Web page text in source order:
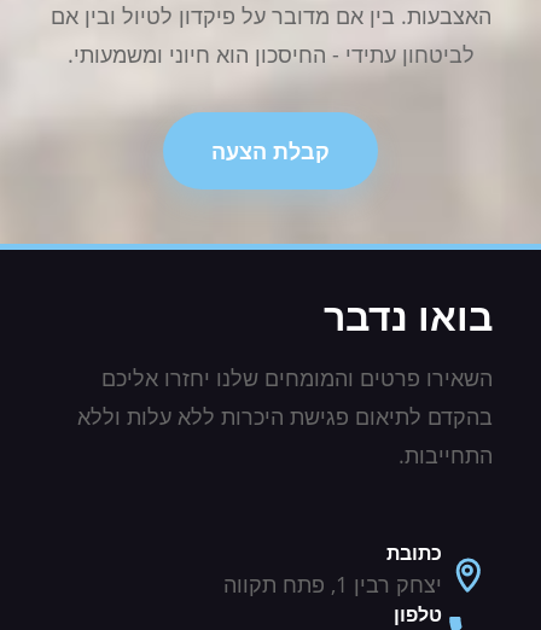
האצבעות. בין אם מדובר על פיקדון לטיול ובין אם
לביטחון עתידי - החיסכון הוא חיוני ומשמעותי.
קבלת הצעה
בואו נדבר
השאירו פרטים והמומחים שלנו יחזרו אליכם
בהקדם לתיאום פגישת היכרות ללא עלות וללא
התחייבות.
כתובת
יצחק רבין 1, פתח תקווה
טלפון